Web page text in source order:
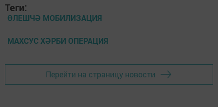
Теги:
ӨЛЕШЧӘ МОБИЛИЗАЦИЯ
МАХСУС ХӘРБИ ОПЕРАЦИЯ
Перейти на страницу новости